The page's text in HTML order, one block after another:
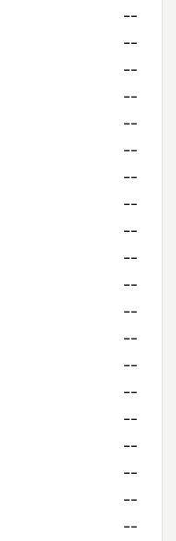
--
--
--
--
--
--
--
--
--
--
--
--
--
--
--
--
--
--
--
--